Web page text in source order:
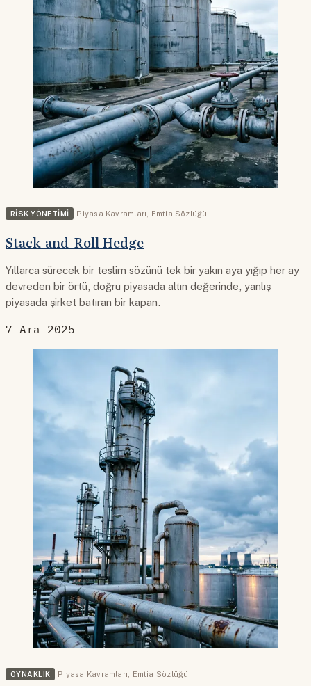
RISK YÖNETIMI Piyasa Kavramları Emtia Sözlüğü
Stack-and-Roll Hedge
Yıllarca sürecek bir teslim sözünü tek bir yakın aya yığıp her ay
devreden bir örtü, doğru piyasada altın değerinde, yanlış
piyasada şirket batıran bir kapan.
7 Ara 2025
OYNAKLIK Piyasa Kavramları Emtia Sözlüğü